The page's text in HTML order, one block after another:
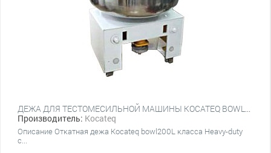
ДЕЖА ДЛЯ ТЕСТОМЕСИЛЬНОЙ МАШИНЫ KOCATEQ BOWL200L
Производитель: Kocateq
Описание Откатная дежа Kocateq bowl200L класса Heavy-duty
с...